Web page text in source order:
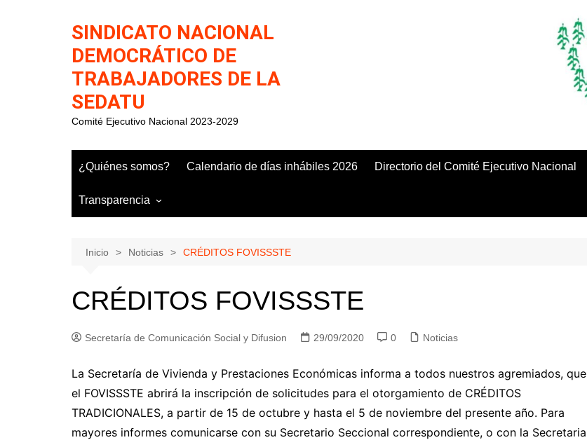
SINDICATO NACIONAL
DEMOCRÁTICO DE
TRABAJADORES DE LA
SEDATU
Comité Ejecutivo Nacional 2023-2029
¿Quiénes somos? Calendario de días inhábiles 2026 Directorio del Comité Ejecutivo Nacional
Transparencia
Inicio Noticias CRÉDITOS FOVISSSTE
CRÉDITOS FOVISSSTE
Secretaría de Comunicación Social y Difusion 29/09/2020 0 Noticias
La Secretaría de Vivienda y Prestaciones Económicas informa a todos nuestros agremiados, que
el FOVISSSTE abrirá la inscripción de solicitudes para el otorgamiento de CRÉDITOS
TRADICIONALES, a partir de 15 de octubre y hasta el 5 de noviembre del presente año. Para
mayores informes comunicarse con su Secretario Seccional correspondiente, o con la Secretaria